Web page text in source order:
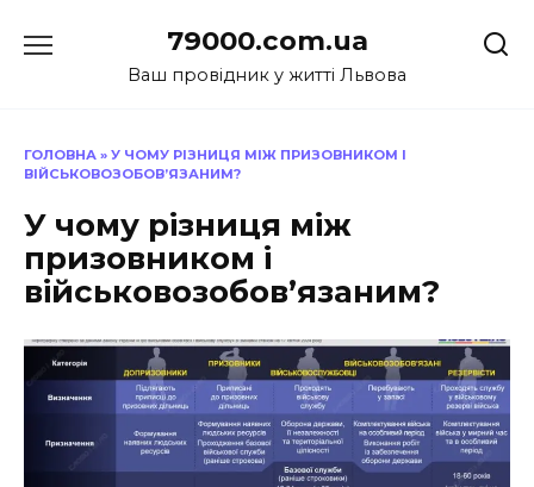
до
79000.com.ua
Ваш провідник у житті Львова
ГОЛОВНА » У ЧОМУ РІЗНИЦЯ МІЖ ПРИЗОВНИКОМ І
ВІЙСЬКОВОЗОБОВ’ЯЗАНИМ?
У чому різниця між
призовником і
військовозобов’язаним?